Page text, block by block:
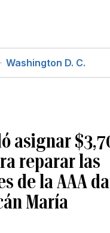
Washington D. C.
asignar
reparar las
de la AAA
María